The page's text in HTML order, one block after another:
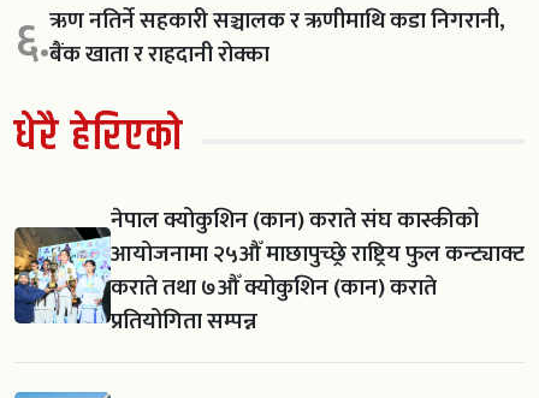
६.ऋण नतिर्ने सहकारी सञ्चालक र ऋणीमाथि कडा निगरानी,
बैंक खाता र राहदानी रोक्का
धेरै हेरिएको
नेपाल क्योकुशिन (कान) कराते संघ कास्कीको
आयोजनामा २५औँ माछापुच्छ्रे राष्ट्रिय फुल कन्ट्याक्ट
कराते तथा ७औँ क्योकुशिन (कान) कराते
प्रतियोगिता सम्पन्न